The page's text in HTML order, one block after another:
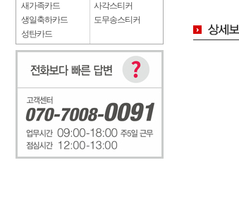
새가족카드
생일축하카드
성탄카드
사각스티커
도무송스티커